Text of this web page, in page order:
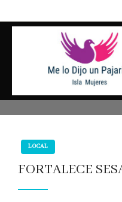
al
LOCAL
FORTALECE